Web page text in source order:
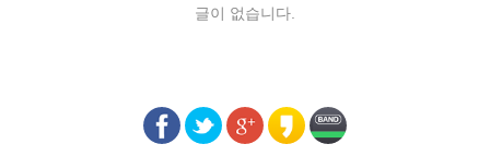
글이 없습니다.